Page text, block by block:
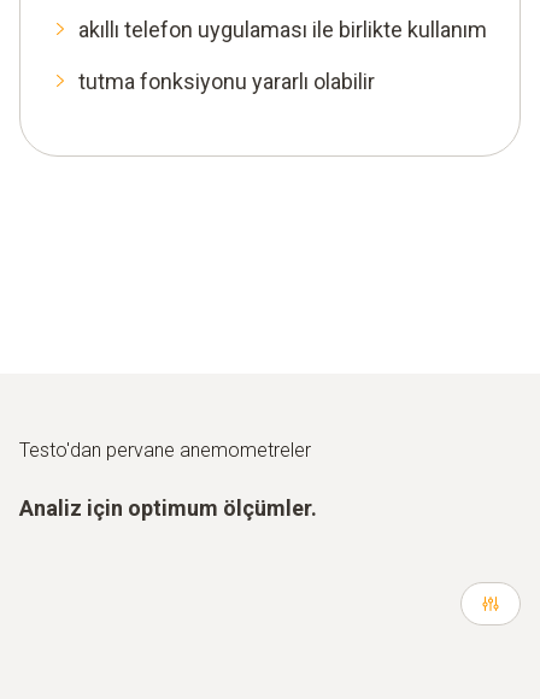
akıllı telefon uygulaması ile birlikte kullanım
tutma fonksiyonu yararlı olabilir
Testo'dan pervane anemometreler
Analiz için optimum ölçümler.